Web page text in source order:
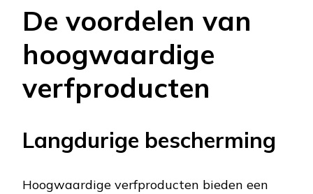
De voordelen van
hoogwaardige
verfproducten
Langdurige bescherming
Hoogwaardige verfproducten bieden een